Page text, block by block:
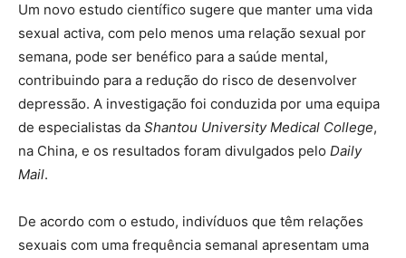
Um novo estudo científico sugere que manter uma vida
sexual activa, com pelo menos uma relação sexual por
semana, pode ser benéfico para a saúde mental,
contribuindo para a redução do risco de desenvolver
depressão. A investigação foi conduzida por uma equipa
de especialistas da Shantou University Medical College,
na China, e os resultados foram divulgados pelo Daily
Mail.
De acordo com o estudo, indivíduos que têm relações
sexuais com uma frequência semanal apresentam uma